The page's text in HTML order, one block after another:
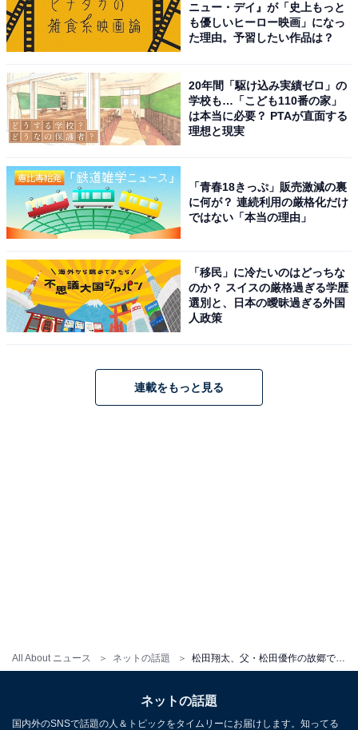
All About ニュース ネットの話題
ニュー・デイ』が「史上もっと
も優しいヒーロー映画」になっ
た理由。予習したい作品は？
20年間「駆け込み実績ゼロ」の
学校も…「こども110番の家」
は本当に必要？ PTAが直面する
理想と現実
「青春18きっぷ」販売激減の裏
に何が？ 連続利用の厳格化だけ
ではない「本当の理由」
「移民」に冷たいのはどっちな
のか？ スイスの厳格過ぎる学歴
選別と、日本の曖昧過ぎる外国
人政策
連載をもっと見る
ネットの話題
国内外のSNSで話題の人＆トピックをタイムリーにお届けします。知ってる